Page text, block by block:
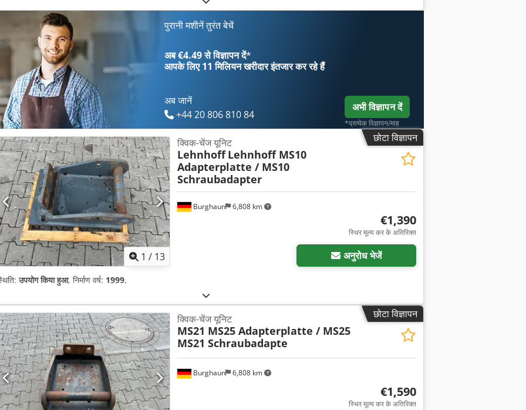
पुरानी मशीनें तुरंत बेचें
अब €4.49 से विज्ञापन दें*
आपके लिए11 मिलियन खरीदारइंतजार कर रहे हैं
अब जानें
+44 20 806 810 84
अभी विज्ञापन दें
*प्रत्येक विज्ञापन/माह
छोटा विज्ञापन
1 / 13
Burghaun 6,808 km
क्विक-चेंज यूनिट
Lehnhoff Lehnhoff MS10
Adapterplatte / MS10
Schraubadapter
€1,390
स्थिर मूल्य कर के अतिरिक्त
अनुरोध भेजें
उपयोग किया हुआ, निर्माण वर्ष: 1999,
छोटा विज्ञापन
Burghaun 6,808 km
क्विक-चेंज यूनिट
MS21 MS25 Adapterplatte / MS25
MS21 Schraubadapte
€1,590
स्थिर मूल्य कर के अतिरिक्त